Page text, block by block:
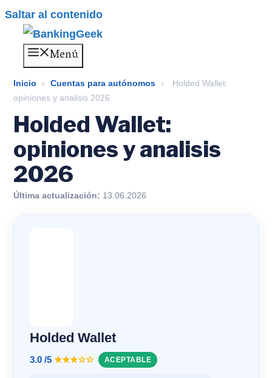
Saltar al contenido
Menú
Inicio › Cuentas para autónomos ›
Holded Wallet:
opiniones y analisis 2026
Holded Wallet:
opiniones y analisis
2026
Última actualización: 13.06.2026
Holded Wallet
3.0 /5 ★★★☆☆ ACEPTABLE